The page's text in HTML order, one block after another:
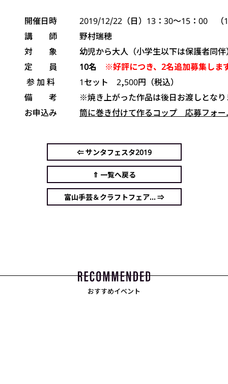
開催日時
2019/12/22（日）13：30〜15：00 （
講 師
野村瑞穂
対 象
幼児から大人（小学生以下は保護者同
定 員
10名 ※好評につき、2名追加募集しま
参 加 料
1セット 2,500円（税込）
備 考
※焼き上がった作品は後日お渡しとなり
お申込み
筒に巻き付けて作るコップ 応募フォー
⇐ サンタフェスタ2019
⇑ 一覧へ戻る
富山手芸＆クラフトフェア... ⇒
おすすめイベント